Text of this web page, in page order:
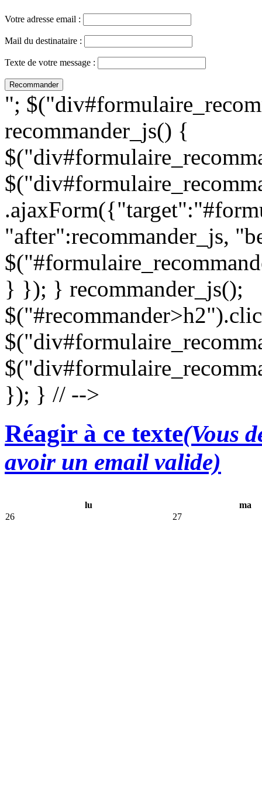
Votre adresse email :
Mail du destinataire :
Texte de votre message :
";
recommander_js() {
"after":recommander_js,
} }); } recommander_js();
}); } // -->
Réagir à ce texte(Vous
avoir un email valide)
lu
ma
26
27